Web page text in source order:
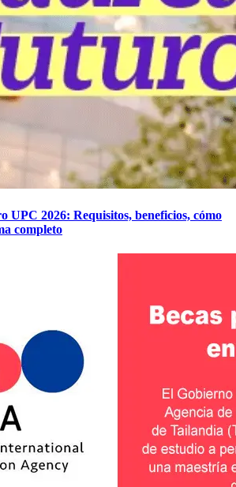
UPC 2026: Requisitos, beneficios, cómo
completo